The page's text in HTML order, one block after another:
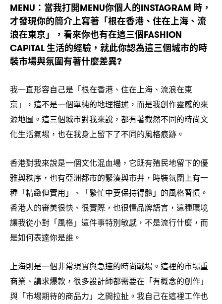
MENU： 當我打開MENU你個人的INSTAGRAM 時 ，
才發現你的簡介上寫著「根在香港、住在上海、流
浪在東京」
， 看來你也有在這三個FASHION
CAPITAL生活的經驗 ， 就此你認為這三個城市的時
裝市場與氛圍有著什麼差異?
我一直形容自己是「根在香港、住在上海、流浪在東
京」
， 這不是一個單純的地理描述 ， 而是我創作靈感的來
源地圖。這三個城市對我來說 ， 都有著截然不同的時尚文
化生活氣場 ， 也在我身上留下了不同的風格痕跡。
香港對我來說是一個文化混血場 ， 它既有殖民地留下的優
雅與秩序 ， 也有亞洲都市的緊湊與市井 ， 時裝氛圍上有一
種「精緻但實用」、「繁忙中要保持得體」的風格習慣。
香港人的審美很快、很實際 ， 也很懂品牌語言 ， 這種環境
讓我從小對「風格」這件事特別敏感 ， 不是流行什麼 ， 而
是如何表達你是誰。
上海則是一個非常現實與急速的時尚戰場。這裡的市場重
商業、講求爆款 ， 很多設計師都需要在「有概念的創作」
與「市場期待的商品力」之間拉扯。我自己在這裡工作也